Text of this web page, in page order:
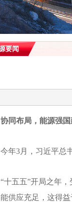
要闻
协同布局，能源强
今年3月，习近平总
“十五五”开局之年
能供应充足，这得